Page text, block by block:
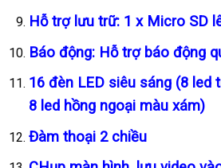
Hỗ trợ lưu trữ: 1 x Micro SD
Báo động: Hỗ trợ báo động
16 đèn LED siêu sáng (8 led
8 led hồng ngoại màu xám)
Đàm thoại 2 chiều